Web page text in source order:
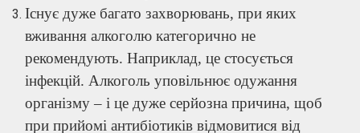
Існує дуже багато захворювань, при яких
вживання алкоголю категорично не
рекомендують. Наприклад, це стосується
інфекцій. Алкоголь уповільнює одужання
організму – і це дуже серйозна причина, щоб
при прийомі антибіотиків відмовитися від